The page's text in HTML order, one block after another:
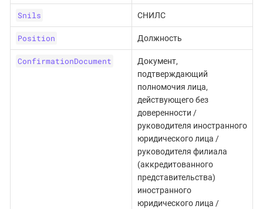
Snils СНИЛС
Position Должность
ConfirmationDocument
Документ,
подтверждающий
полномочия лица,
действующего без
доверенности /
руководителя иностранного
юридического лица /
руководителя филиала
(аккредитованного
представительства)
иностранного
юридического лица /